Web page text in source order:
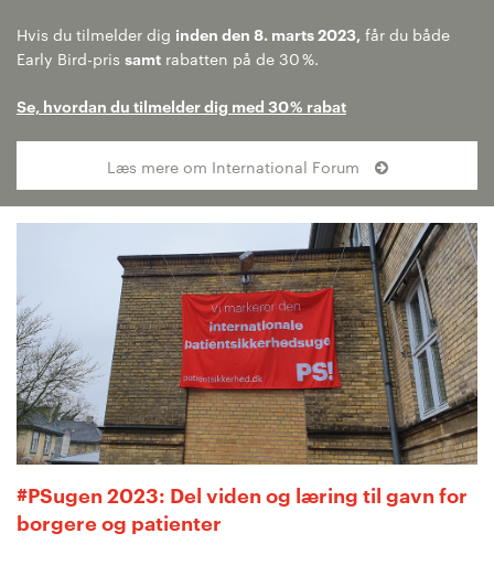
Hvis du tilmelder dig inden den 8. marts 2023, får du både
Early Bird-pris samt rabatten på de 30 %.
Se, hvordan du tilmelder dig med 30 % rabat
Læs mere om International Forum
#PSugen 2023: Del viden og læring til gavn for
borgere og patienter